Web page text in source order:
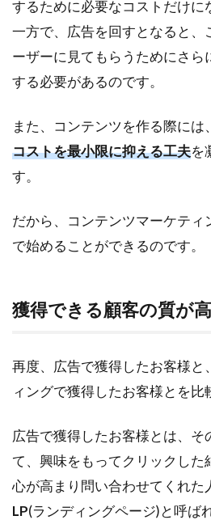
2.3
ホワ
ペー
パー
ウェ
ビナ
ー
のコ
ンテ
ィン
3.1
web
ト・
オウ
ンド
メデ
ィア
するために必要なコストだけに
一方で、広告を回すとなると、
ーザーに見てもらうためにさら
する必要があるのです。
また、コンテンツを作る際には
コストを最小限に抑える工夫を
す。
だから、コンテンツマーケティ
で始めることができるのです。
獲得できる顧客の質が
再度、広告で獲得したお客様と
ィングで獲得したお客様とを比
広告で獲得したお客様とは、そ
て、興味をもってクリックした
心が高まり問い合わせてくれた
LP(ランディングページ)と呼ば